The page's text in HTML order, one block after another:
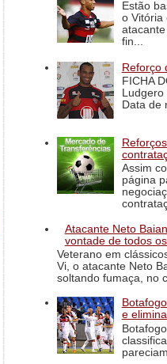
Estão
o Vitória
fin...
Reforço
FICHA
Data de
Assim
página
Atacante Neto
vontade de todos
Veterano em
Vi, o atacante Neto
soltando fumaça, no
e